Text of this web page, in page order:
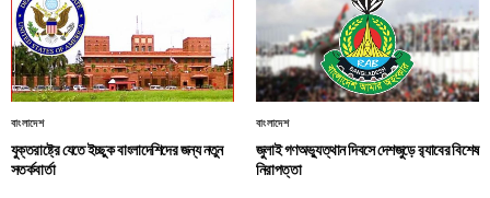
বাংলাদেশ
যুক্তরাষ্ট্রে যেতে ইচ্ছুক বাংলাদেশিদের জন্য নতুন
সতর্কবার্তা
বাংলাদেশ
জুলাই গণঅভ্যুত্থান দিবসে দেশজুড়ে র‌্যাবের বিশেষ
নিরাপত্তা